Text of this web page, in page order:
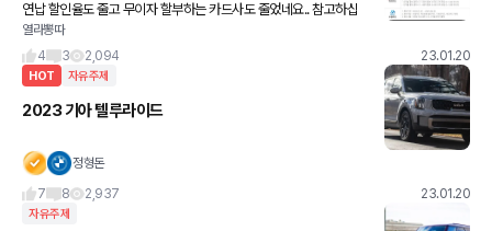
연납 할인율도 줄고 무이자 할부하는 카드사도 줄었네요.. 참고하십
쇼 형님들
열라뽕따
4
3 2,094 23.01.20
HOT 자유주제
2023 기아 텔루라이드
정형돈
7
8 2,937 23.01.20
자유주제